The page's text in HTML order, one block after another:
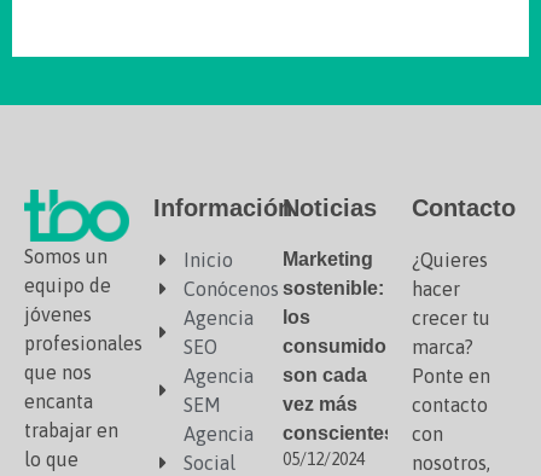
Somos un
equipo de
jóvenes
profesionales
que nos
encanta
trabajar en
lo que
Información
Inicio
Conócenos
Agencia
SEO
Agencia
SEM
Agencia
Social
Noticias
Marketing
sostenible:
los
consumidores
son cada
vez más
conscientes
05/12/2024
Contacto
¿Quieres
hacer
crecer tu
marca?
Ponte en
contacto
con
nosotros,